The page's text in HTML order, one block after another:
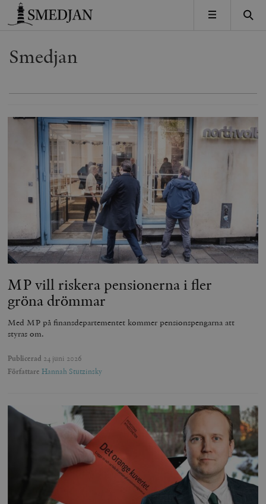
Timbro
MENY
Smedjan
MP vill riskera pensionerna i fler
gröna drömmar
Med MP på finansdepartementet kommer pensionspengarna att
styras om.
Publicerad 24 juni 2026
Författare Hannah Stutzinsky